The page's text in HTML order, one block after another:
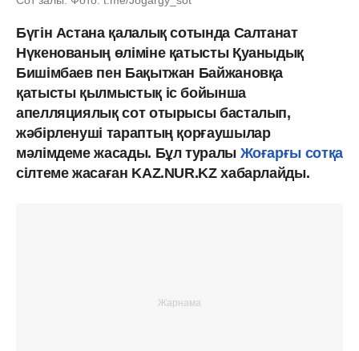
Бүгін Астана қалалық сотында Салтанат
Нүкенованың өліміне қатысты Қуаныдық
Бишімбаев пен Бақытжан Байжановқа
қатысты қылмыстық іс бойынша
апелляциялық сот отырысы басталып,
жәбірленуші тараптың қорғаушылар
мәлімдеме жасады. Бұл туралы Жоғарғы сотқа
сілтеме жасаған KAZ.NUR.KZ хабарлайды.